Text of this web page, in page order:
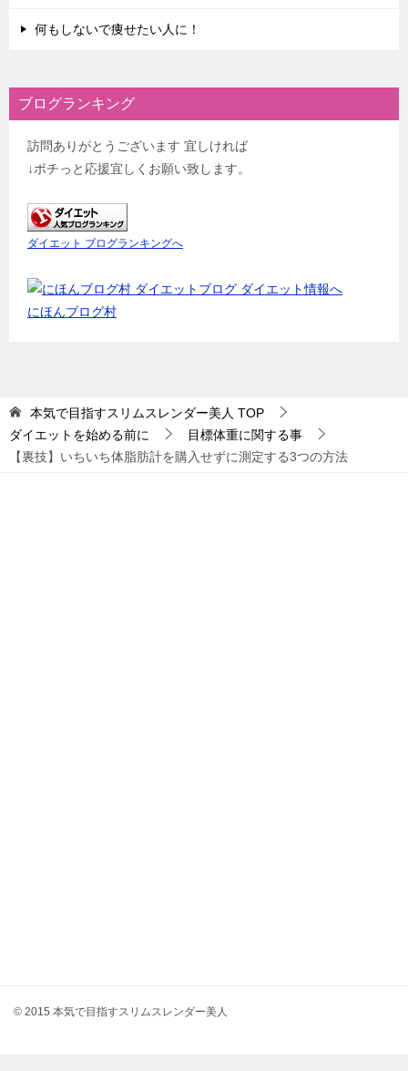
何もしないで痩せたい人に！
ブログランキング
訪問ありがとうございます 宜しければ
↓ポチっと応援宜しくお願い致します。
ダイエット ブログランキングへ
にほんブログ村
本気で目指すスリムスレンダー美人 TOP
ダイエットを始める前に
目標体重に関する事
【裏技】いちいち体脂肪計を購入せずに測定する3つの方法
© 2015 本気で目指すスリムスレンダー美人